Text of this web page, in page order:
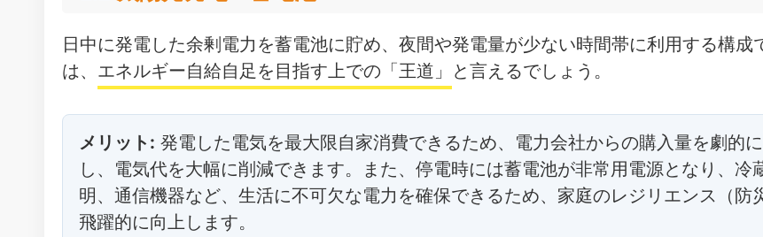
日中に発電した余剰電力を蓄電池に貯め、夜間や発電量が少ない時間帯に利用する構成
は、 エネルギー自給自足を目指す上での「王道」 と言えるでしょう。
メリット: 発電した電気を最大限自家消費できるため、電力会社からの購入量を劇的
し、電気代を大幅に削減できます。また、停電時には蓄電池が非常用電源となり、冷
明、通信機器など、生活に不可欠な電力を確保できるため、家庭のレジリエンス（防
飛躍的に向上します。